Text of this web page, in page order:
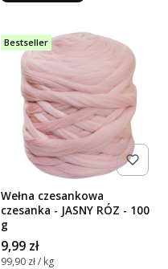
Bestseller
Wełna czesankowa
czesanka - JASNY RÓZ - 100
g
Cena
9,99 zł
Cena jednostkowa
99,90 zł / kg